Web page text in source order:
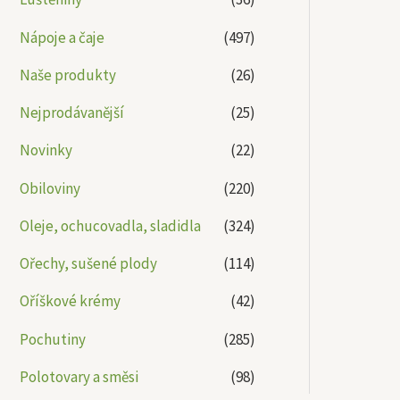
Nápoje a čaje
(497)
Naše produkty
(26)
Nejprodávanější
(25)
Novinky
(22)
Obiloviny
(220)
Oleje, ochucovadla, sladidla
(324)
Ořechy, sušené plody
(114)
Oříškové krémy
(42)
Pochutiny
(285)
Polotovary a směsi
(98)